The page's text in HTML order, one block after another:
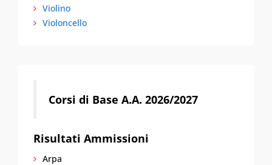
Violino
Violoncello
Corsi di Base A.A. 2026/2027
Risultati Ammissioni
Arpa